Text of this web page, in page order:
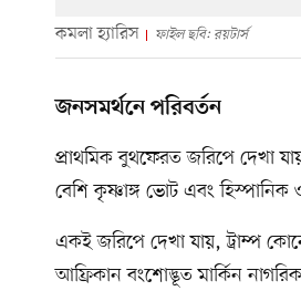
কমলা হ্যারিস ফাইল ছবি: রয়টার্স
জনসমর্থনে পরিবর্তন
প্রাথমিক বুথফেরত জরিপে দেখা
বেশি কৃষ্ণাঙ্গ ভোট এবং
একই জরিপে দেখা যায়, ট্রাম্প
আফ্রিকান বংশোদ্ভূত মার্কিন